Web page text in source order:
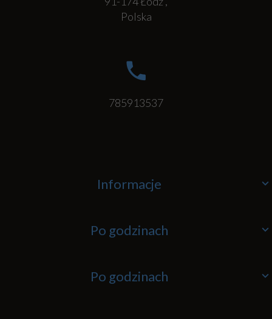
Polska
785913537
Informacje
Po godzinach
Po godzinach